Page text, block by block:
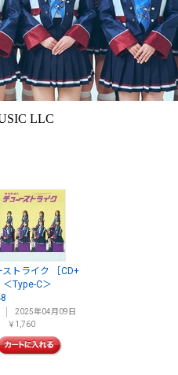
LLC
ストライク ［CD+
＜Type-C＞
2025年04月09日
￥1,760